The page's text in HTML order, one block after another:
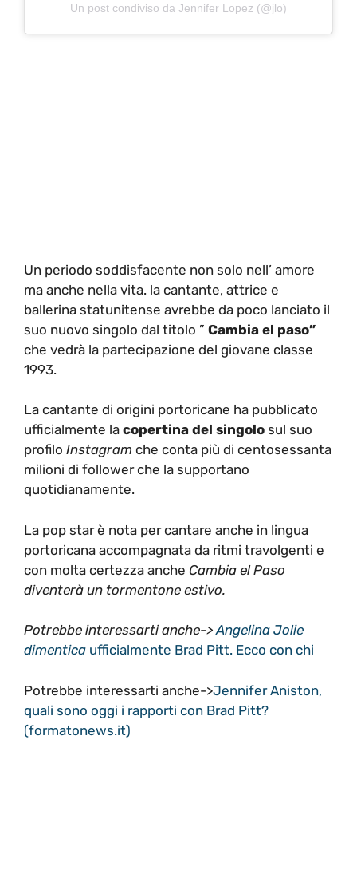
Un post condiviso da Jennifer Lopez (@jlo)
Un periodo soddisfacente non solo nell’ amore
ma anche nella vita. la cantante, attrice e
ballerina statunitense avrebbe da poco lanciato il
suo nuovo singolo dal titolo ” Cambia el paso”
che vedrà la partecipazione del giovane classe
1993.
La cantante di origini portoricane ha pubblicato
ufficialmente la copertina del singolo sul suo
profilo Instagram che conta più di centosessanta
milioni di follower che la supportano
quotidianamente.
La pop star è nota per cantare anche in lingua
portoricana accompagnata da ritmi travolgenti e
con molta certezza anche Cambia el Paso
diventerà un tormentone estivo.
Potrebbe interessarti anche->Angelina Jolie
dimentica ufficialmente Brad Pitt. Ecco con chi
Potrebbe interessarti anche->Jennifer Aniston,
quali sono oggi i rapporti con Brad Pitt?
(formatonews.it)